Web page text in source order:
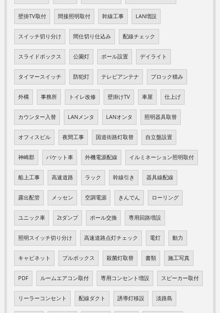
壁掛TV取付 間接照明取付 幹線工事 LAN増設
スイッチ切り分け 間仕切り仕込み 配線チェック
スライドボックス 公園灯 ポール設置 デイライト
タイマースイッチ 防犯灯 テレビアンテナ ブロック積み
外構 事務所 トイレ改修 壁掛けTV 車屋 仕上げ
カウンター入替 LANメンタ LANオンタ 照明器具取替
オフィスビル 夜間工事 国道街路灯取替 自立盤設置
神崎郡 バケット車 外機電源配線 イルミネーション照明取付
船上工事 高速道路 ラック 幹線引き 器具線配線
露出配管 メッセン 空調電源 きんでん ローリング
ユニック車 2tダンプ ポール交換 専用回路増設
照明スイッチ切り分け 高速道路点灯チェック 電灯 動力
キャビネット プルボックス 殺菌灯取替 書類 施工写真
PDF ルームエアコン取付 専用コンセント増設 スピーカー取付
リーラーコンセント 配線ダクト 誘導灯移設 淡路島